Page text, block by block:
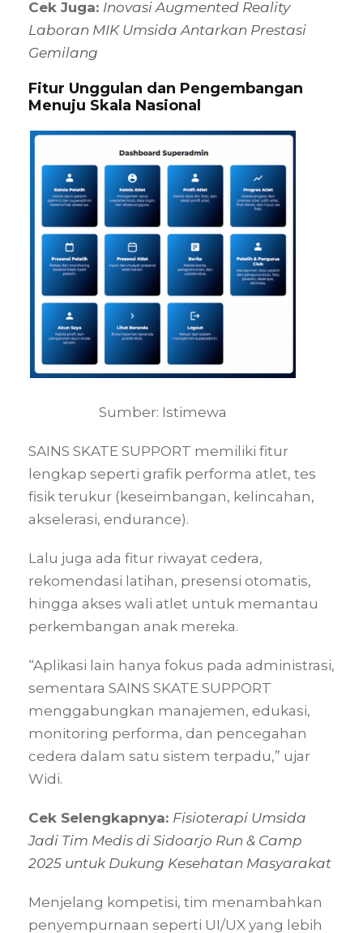
Cek Juga: Inovasi Augmented Reality
Laboran MIK Umsida Antarkan Prestasi
Gemilang
Fitur Unggulan dan Pengembangan
Menuju Skala Nasional
Sumber: Istimewa
SAINS SKATE SUPPORT memiliki fitur
lengkap seperti grafik performa atlet, tes
fisik terukur (keseimbangan, kelincahan,
akselerasi, endurance).
Lalu juga ada fitur riwayat cedera,
rekomendasi latihan, presensi otomatis,
hingga akses wali atlet untuk memantau
perkembangan anak mereka.
“Aplikasi lain hanya fokus pada administrasi,
sementara SAINS SKATE SUPPORT
menggabungkan manajemen, edukasi,
monitoring performa, dan pencegahan
cedera dalam satu sistem terpadu,” ujar
Widi.
Cek Selengkapnya: Fisioterapi Umsida
Jadi Tim Medis di Sidoarjo Run & Camp
2025 untuk Dukung Kesehatan Masyarakat
Menjelang kompetisi, tim menambahkan
penyempurnaan seperti UI/UX yang lebih